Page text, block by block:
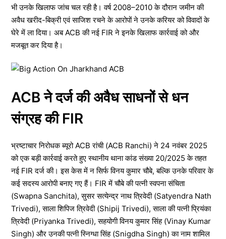
भी उनके खिलाफ जांच चल रही है। वर्ष 2008–2010 के दौरान जमीन की
अवैध खरीद-बिक्री एवं साजिश रचने के आरोपों ने उनके करियर को विवादों के
घेरे में ला दिया। अब ACB की नई FIR ने इनके खिलाफ कार्रवाई को और
मजबूत कर दिया है।
ACB ने दर्ज की अवैध साधनों से धन
संग्रह की FIR
भ्रष्टाचार निरोधक ब्यूरो ACB रांची (ACB Ranchi) ने 24 नवंबर 2025
को एक बड़ी कार्रवाई करते हुए स्थानीय थाना कांड संख्या 20/2025 के तहत
नई FIR दर्ज की। इस केस में न सिर्फ विनय कुमार चौबे, बल्कि उनके परिवार के
कई सदस्य आरोपी बनाए गए हैं। FIR में चौबे की पत्नी स्वपना संचिता
(Swapna Sanchita), सुसर सत्येन्द्र नाथ त्रिवेदी (Satyendra Nath
Trivedi), साला शिपिज त्रिवेदी (Shipij Trivedi), साला की पत्नी प्रियंका
त्रिवेदी (Priyanka Trivedi), सहयोगी विनय कुमार सिंह (Vinay Kumar
Singh) और उनकी पत्नी स्निग्धा सिंह (Snigdha Singh) का नाम शामिल